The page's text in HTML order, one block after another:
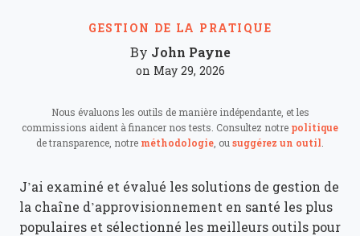
GESTION DE LA PRATIQUE
By John Payne
on May 29, 2026
Nous évaluons les outils de manière indépendante, et les
commissions aident à financer nos tests. Consultez notre politique
de transparence, notre méthodologie , ou suggérez un outil
J’ai examiné et évalué les solutions de gestion de
la chaîne d’approvisionnement en santé les plus
populaires et sélectionné les meilleurs outils pour